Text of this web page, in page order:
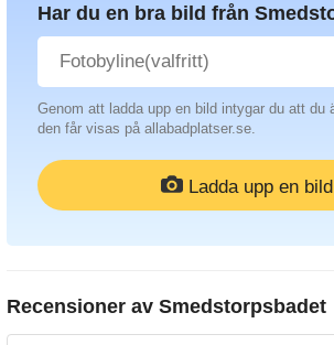
Har du en bra bild från
Genom att ladda upp en bild intygar du att du
den får visas på allabadplatser.se.
Ladda upp en bild
Recensioner av Smedstorpsbadet